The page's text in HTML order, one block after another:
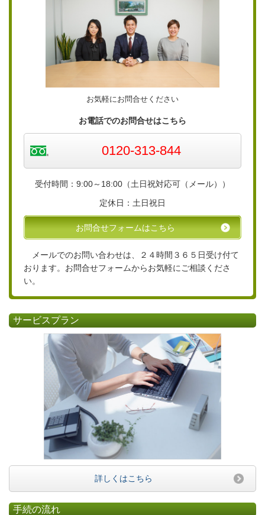
お気軽にお問合せください
お電話でのお問合せはこちら
0120-313-844
受付時間：9:00～18:00（土日祝対応可（メール））
定休日：土日祝日
お問合せフォームはこちら
メールでのお問い合わせは、２４時間３６５日受け付て
おります。お問合せフォームからお気軽にご相談くださ
い。
サービスプラン
詳しくはこちら
手続の流れ